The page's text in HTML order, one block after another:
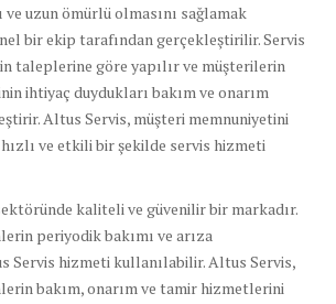
ve uzun ömürlü olmasını sağlamak
bir ekip tarafından gerçekleştirilir. Servis
taleplerine göre yapılır ve müşterilerin
ihtiyaç duydukları bakım ve onarım
Altus Servis, müşteri memnuniyetini
ve etkili bir şekilde servis hizmeti
kaliteli ve güvenilir bir markadır.
periyodik bakımı ve arıza
Servis hizmeti kullanılabilir. Altus Servis,
bakım, onarım ve tamir hizmetlerini